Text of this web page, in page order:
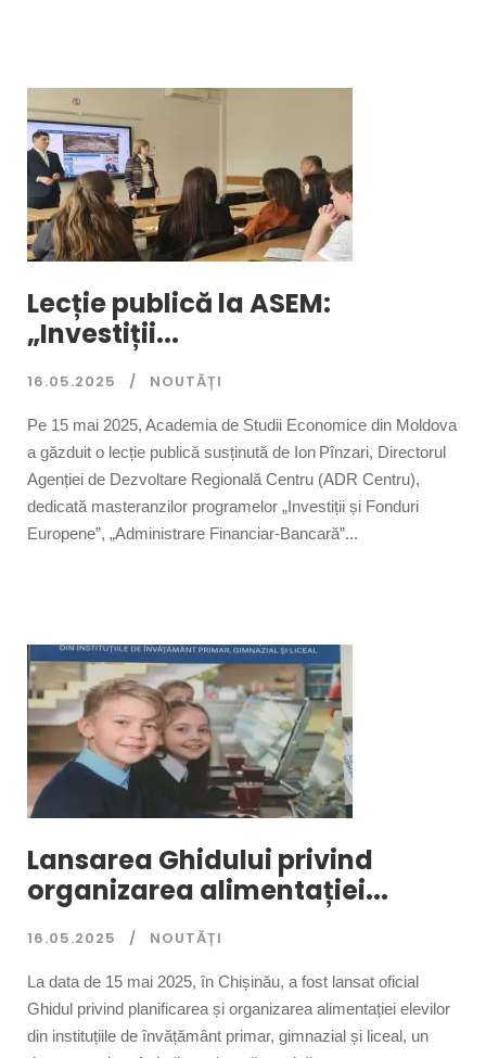
Lecție publică la ASEM:
„Investiții...
16.05.2025 NOUTĂȚI
Pe 15 mai 2025, Academia de Studii Economice din Moldova
a găzduit o lecție publică susținută de Ion Pînzari, Directorul
Agenției de Dezvoltare Regională Centru (ADR Centru),
dedicată masteranzilor programelor „Investiții și Fonduri
Europene”, „Administrare Financiar‑Bancară”...
Lansarea Ghidului privind
organizarea alimentației...
16.05.2025 NOUTĂȚI
La data de 15 mai 2025, în Chișinău, a fost lansat oficial
Ghidul privind planificarea și organizarea alimentației elevilor
din instituțiile de învățământ primar, gimnazial și liceal, un